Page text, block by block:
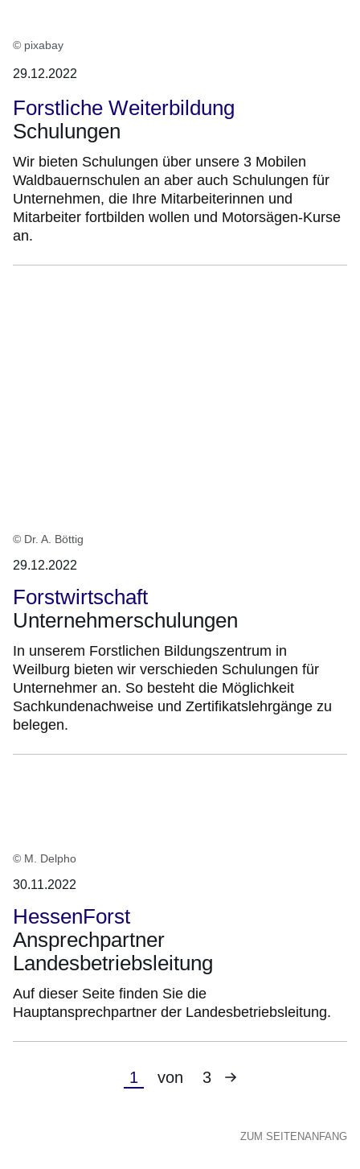
© pixabay
29.12.2022
Forstliche Weiterbildung
Schulungen
Wir bieten Schulungen über unsere 3 Mobilen
Waldbauernschulen an aber auch Schulungen für
Unternehmen, die Ihre Mitarbeiterinnen und
Mitarbeiter fortbilden wollen und Motorsägen-Kurse
an.
© Dr. A. Böttig
29.12.2022
Forstwirtschaft
Unternehmerschulungen
In unserem Forstlichen Bildungszentrum in
Weilburg bieten wir verschieden Schulungen für
Unternehmer an. So besteht die Möglichkeit
Sachkundenachweise und Zertifikatslehrgänge zu
belegen.
© M. Delpho
30.11.2022
HessenForst
Ansprechpartner
Landesbetriebsleitung
Auf dieser Seite finden Sie die
Hauptansprechpartner der Landesbetriebsleitung.
Aktuelle
1 von 3
Nächste
ZUM SEITENANFANG